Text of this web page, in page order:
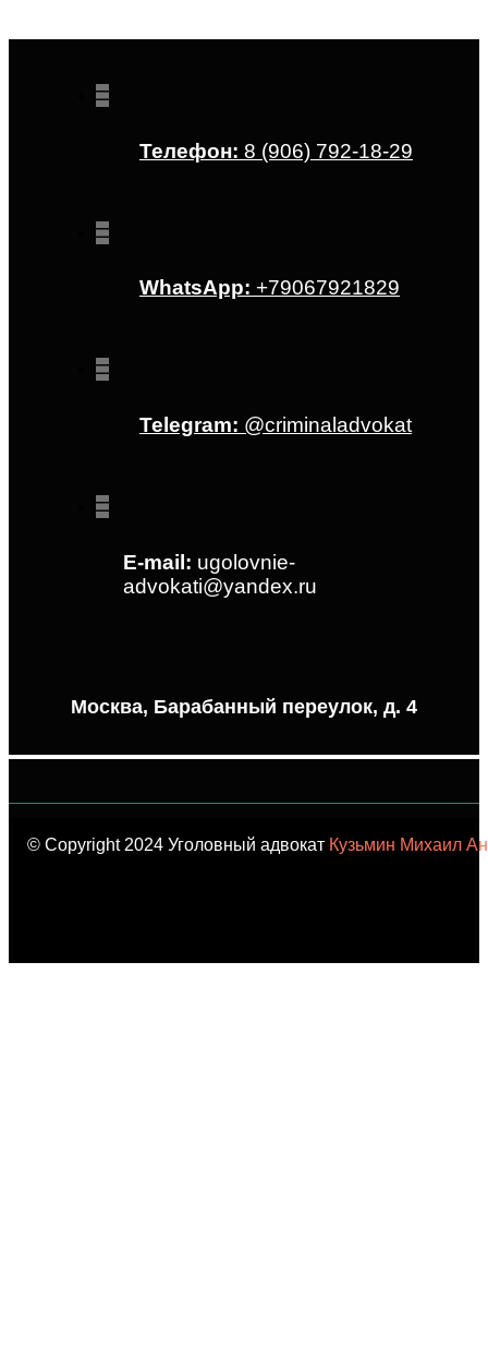
Телефон: 8 (906) 792-18-29
WhatsApp: +79067921829
Telegram: @criminaladvokat
E-mail: ugolovnie-
advokati@yandex.ru
Москва, Барабанный переулок, д. 4
© Copyright 2024 Уголовный адвокат Кузьмин Михаил